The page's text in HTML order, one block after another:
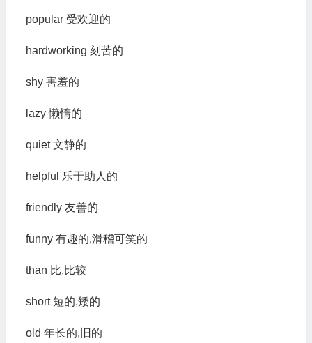
popular 受欢迎的
hardworking 刻苦的
shy 害羞的
lazy 懒惰的
quiet 文静的
helpful 乐于助人的
friendly 友善的
funny 有趣的,滑稽可笑的
than 比,比较
short 短的,矮的
old 年长的,旧的